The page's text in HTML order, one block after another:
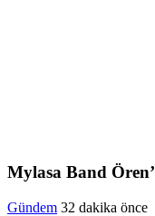
Mylasa Band
Gündem 32 dakika önce